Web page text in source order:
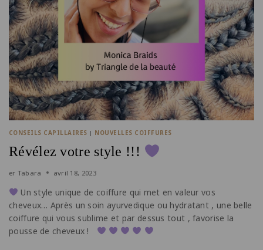
CONSEILS CAPILLAIRES | NOUVELLES COIFFURES
Révélez votre style !!!
er Tabara avril 18, 2023
Un style unique de coiffure qui met en valeur vos
cheveux… Après un soin ayurvedique ou hydratant , une belle
coiffure qui vous sublime et par dessus tout , favorise la
pousse de cheveux !